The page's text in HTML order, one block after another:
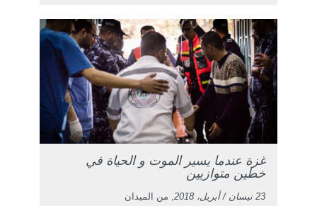
غزة عندما يسير الموت و الحياة في
خطين متوازيين
23 نيسان / أبريل، 2018 , من الميدان